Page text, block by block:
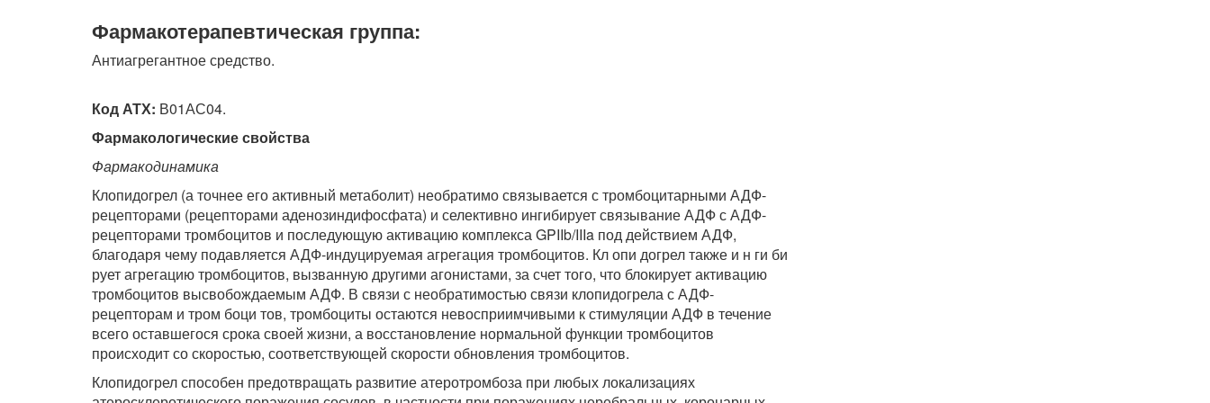
Фармакотерапевтическая группа:
Антиагрегантное средство.
Код АТХ: В01АС04.
Фармакологические свойства
Фармакодинамика
Клопидогрел (а точнее его активный метаболит) необратимо связывается с тромбоцитарными АДФ-
рецепторами (рецепторами аденозиндифосфата) и селективно ингибирует связывание АДФ с АДФ-
рецепторами тромбоцитов и последующую активацию комплекса GPIIb/IIIa под действием АДФ,
благодаря чему подавляется АДФ-индуцируемая агрегация тромбоцитов. Кл опи догрел также и н ги би
рует агрегацию тромбоцитов, вызванную другими агонистами, за счет того, что блокирует активацию
тромбоцитов высвобождаемым АДФ. В связи с необратимостью связи клопидогрела с АДФ-
рецепторам и тром боци тов, тромбоциты остаются невосприимчивыми к стимуляции АДФ в течение
всего оставшегося срока своей жизни, а восстановление нормальной функции тромбоцитов
происходит со скоростью, соответствующей скорости обновления тромбоцитов.
Клопидогрел способен предотвращать развитие атеротромбоза при любых локализациях